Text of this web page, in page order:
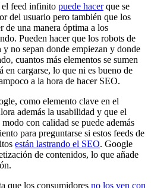
el feed infinito puede hacerque se
del usuario pero también que los
de una manera óptima a los
Pueden hacer que los robots de
no sepan donde empiezan y donde
cuantos más elementos se sumen
en cargarse, lo que ni es bueno de
a la hora de hacer SEO.
como elemento clave en el
además la usabilidad y que el
con calidad se puede además
para preguntarse si estos feeds de
están lastrando el SEO. Google
de contenidos, lo que añade
que los consumidores no los ven con